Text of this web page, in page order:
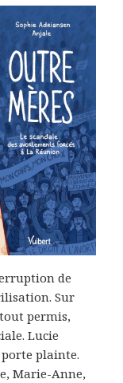
de
Sur
permis,
Lucie
plainte.
Marie-Anne,